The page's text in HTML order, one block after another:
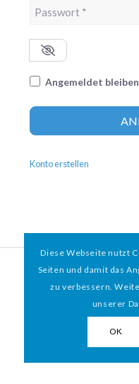
Passwort *
Angemeldet bleiben
Konto erstellen
© 2026 HAMBURGER*MIT
Diese Webseite nutzt
Seiten und damit das
zu verbessern.
unserer
OK